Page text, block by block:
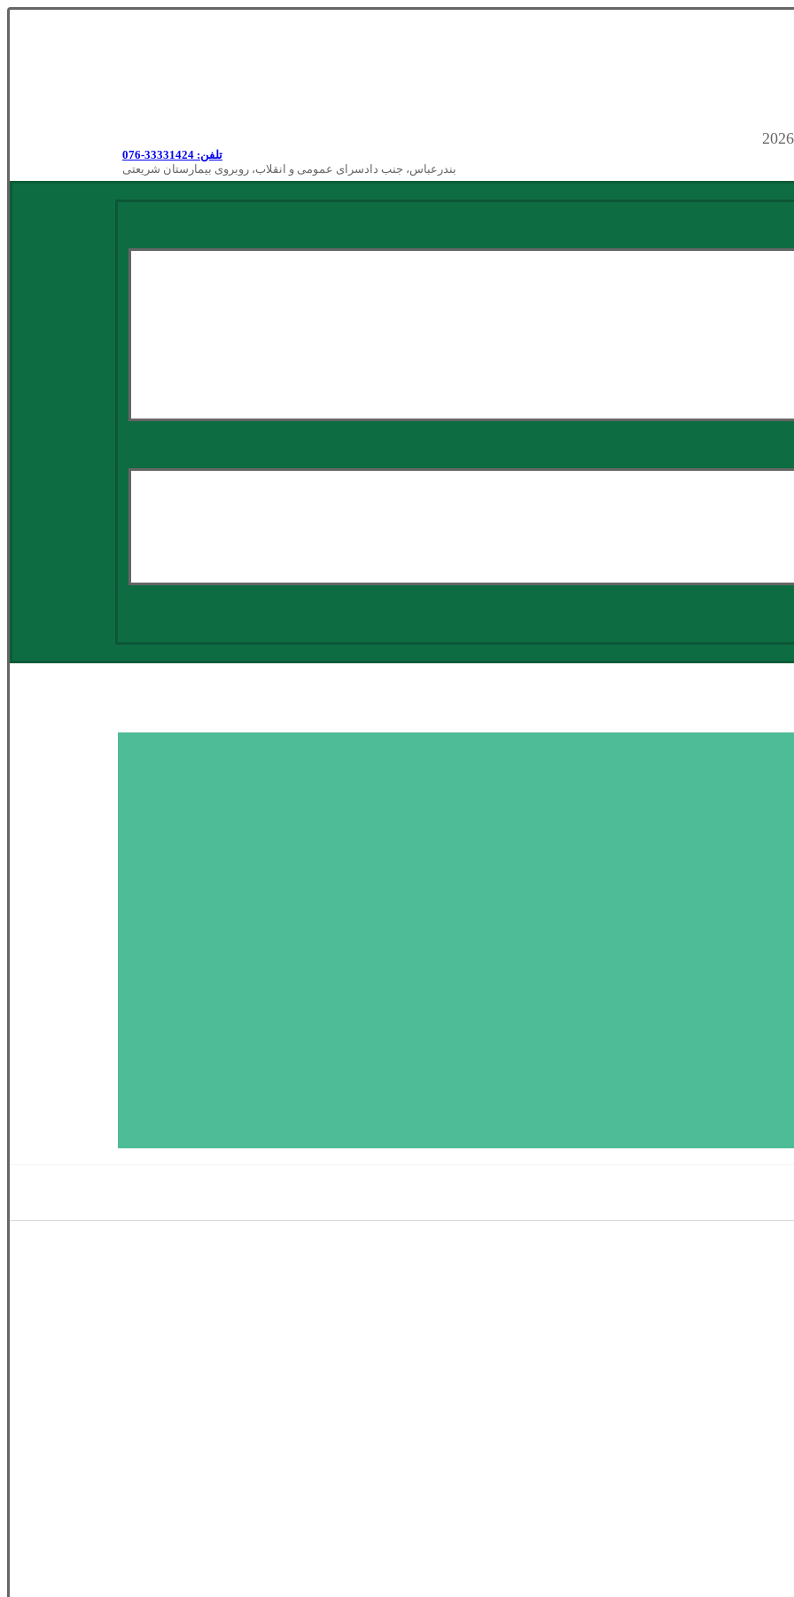
تلفن: 33331424-076
بندرعباس، جنب دادسرای عمومی و انقلاب، روبروی بیمارستان شریعتی